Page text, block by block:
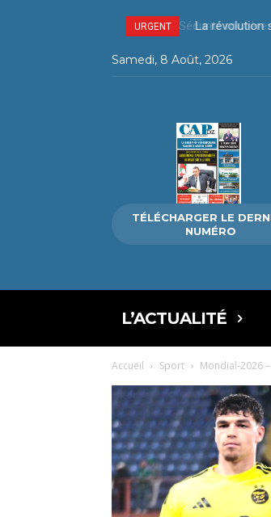
URGENT La révolution
Samedi, 8 Août, 2026
TÉLÉCHARGER LE
NUMÉRO
L’ACTUALITÉ
Accueil Sport Mondial-2026